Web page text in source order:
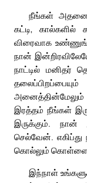
நீங்கள் அதனை
கட்டி, கால்களில்
விரைவாக
நான்
நாட்டில் மனிதர்
இரத்தம் நீங்கள்
இருக்கும்.
செல்வேன். எகிப்து
கொல்லும் கொள்ளை
இந்நாள்